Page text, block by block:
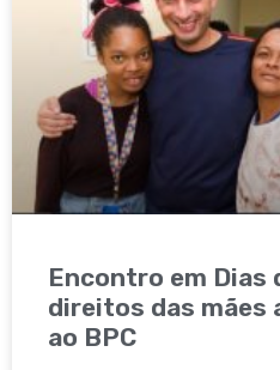
Encontro em Dias
direitos das mães
ao BPC